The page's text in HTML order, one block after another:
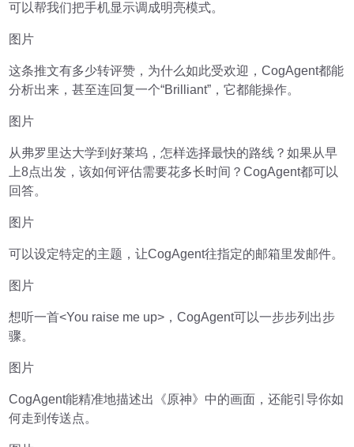
可以帮我们把手机显示调成明亮模式。
图片
这条推文有多少转评赞，为什么如此受欢迎，CogAgent都能
分析出来，甚至连回复一个“Brilliant”，它都能操作。
图片
从弗罗里达大学到好莱坞，怎样选择最快的路线？如果从早
上8点出发，该如何评估需要花多长时间？CogAgent都可以
回答。
图片
可以设定特定的主题，让CogAgent往指定的邮箱里发邮件。
图片
想听一首<You raise me up>，CogAgent可以一步步列出步
骤。
图片
CogAgent能精准地描述出《原神》中的画面，还能引导你如
何走到传送点。